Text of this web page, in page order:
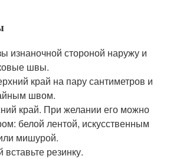
изнаночной стороной наружу и
швы.
край на пару сантиметров и
швом.
край. При желании его можно
белой лентой, искусственным
мишурой.
резинку.